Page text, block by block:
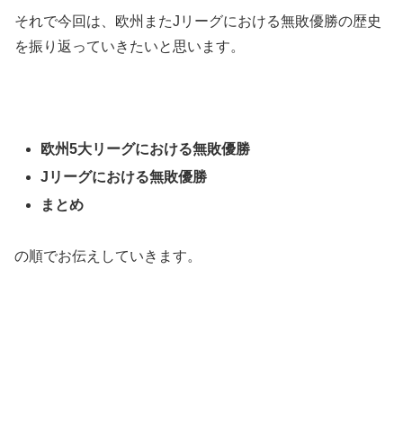
それで今回は、欧州またJリーグにおける無敗優勝の歴史
を振り返っていきたいと思います。
欧州5大リーグにおける無敗優勝
Jリーグにおける無敗優勝
まとめ
の順でお伝えしていきます。